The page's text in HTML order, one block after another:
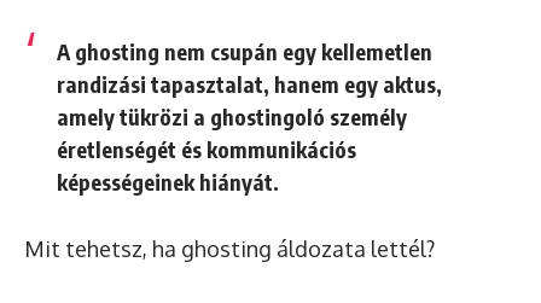
A ghosting nem csupán egy kellemetlen
randizási tapasztalat, hanem egy aktus,
amely tükrözi a ghostingoló személy
éretlenségét és kommunikációs
képességeinek hiányát.
Mit tehetsz, ha ghosting áldozata lettél?